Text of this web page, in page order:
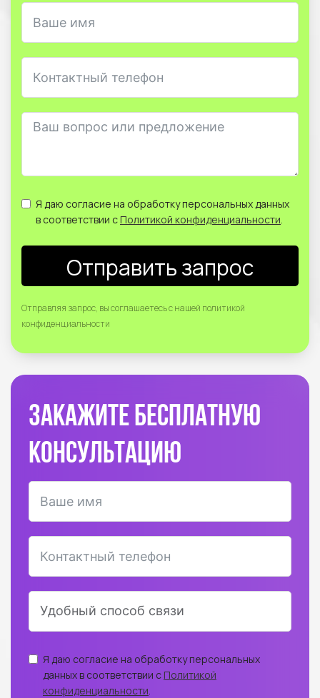
Я даю согласие на обработку персональных данных
в соответствии сПолитикой конфиденциальности
Отправить запрос
Отправляя запрос, вы соглашаетесь с нашей политикой
конфиденциальности
Закажите бесплатную
консультацию
Я даю согласие на обработку персональных
данных в соответствии с Политикой
конфиденциальности